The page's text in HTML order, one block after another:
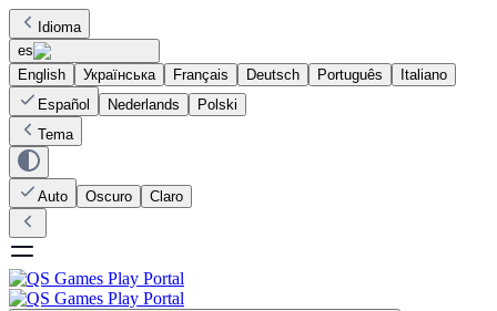
Idioma
es
English
Українська Français Deutsch Português
Italiano
Español
Nederlands
Polski
Tema
Auto Oscuro Claro